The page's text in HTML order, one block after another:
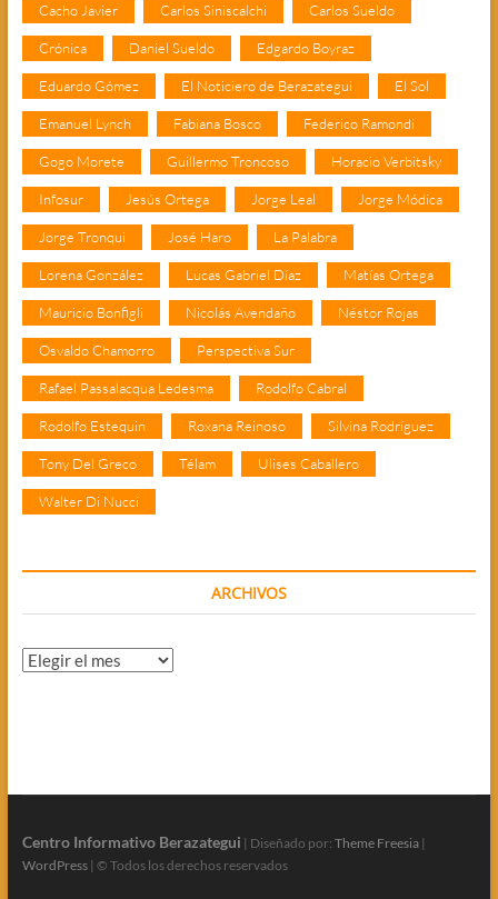
Cacho Javier Carlos Siniscalchi Carlos Sueldo
Crónica Daniel Sueldo Edgardo Boyraz
Eduardo Gómez El Noticiero de Berazategui El Sol
Emanuel Lynch Fabiana Bosco Federico Ramondi
Gogo Morete Guillermo Troncoso Horacio Verbitsky
Infosur Jesús Ortega Jorge Leal Jorge Módica
Jorge Tronqui José Haro La Palabra
Lorena González Lucas Gabriel Díaz Matías Ortega
Mauricio Bonfigli Nicolás Avendaño Néstor Rojas
Osvaldo Chamorro Perspectiva Sur
Rafael Passalacqua Ledesma Rodolfo Cabral
Rodolfo Estequin Roxana Reinoso Silvina Rodríguez
Tony Del Greco Télam Ulises Caballero
Walter Di Nucci
ARCHIVOS
Archivos
Centro Informativo Berazategui | Diseñado por: Theme Freesia|
WordPress| © Todos los derechos reservados